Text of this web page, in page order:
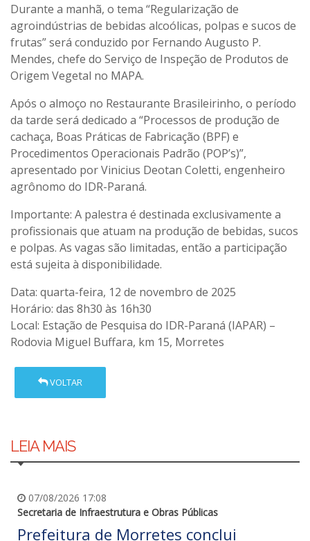
Durante a manhã, o tema “Regularização de
agroindústrias de bebidas alcoólicas, polpas e sucos de
frutas” será conduzido por Fernando Augusto P.
Mendes, chefe do Serviço de Inspeção de Produtos de
Origem Vegetal no MAPA.
Após o almoço no Restaurante Brasileirinho, o período
da tarde será dedicado a “Processos de produção de
cachaça, Boas Práticas de Fabricação (BPF) e
Procedimentos Operacionais Padrão (POP’s)”,
apresentado por Vinicius Deotan Coletti, engenheiro
agrônomo do IDR-Paraná.
Importante: A palestra é destinada exclusivamente a
profissionais que atuam na produção de bebidas, sucos
e polpas. As vagas são limitadas, então a participação
está sujeita à disponibilidade.
Data: quarta-feira, 12 de novembro de 2025
Horário: das 8h30 às 16h30
Local: Estação de Pesquisa do IDR-Paraná (IAPAR) –
Rodovia Miguel Buffara, km 15, Morretes
VOLTAR
LEIA MAIS
07/08/2026 17:08
Secretaria de Infraestrutura e Obras Públicas
Prefeitura de Morretes conclui